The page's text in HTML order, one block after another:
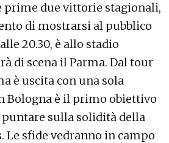
prime due vittorie stagionali,
di mostrarsi al pubblico
20.30, è allo stadio
di scena il Parma. Dal tour
è uscita con una sola
Bologna è il primo obiettivo
sulla solidità della
Le sfide vedranno in campo